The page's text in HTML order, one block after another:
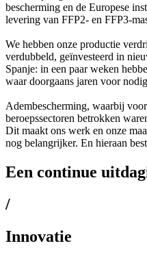
bescherming en de Europese
levering van FFP2- en FFP3-
We hebben onze productie
verdubbeld, geïnvesteerd in
Spanje: in een paar weken
waar doorgaans jaren voor
Adembescherming, waarbij
beroepssectoren betrokken
Dit maakt ons werk en onze
nog belangrijker. En hieraan
Een continue
/
Innovatie